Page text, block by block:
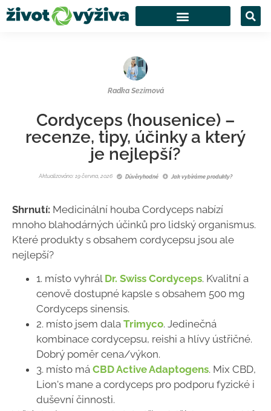
Radka Sezimová
Cordyceps (housenice) –
recenze, tipy, účinky a který
je nejlepší?
Aktualizováno: 19 června, 2026 Důvěryhodné Jak vybíráme produkty?
Shrnutí: Medicinální houba Cordyceps nabízí
mnoho blahodárných účinků pro lidský organismus.
Které produkty s obsahem cordycepsu jsou ale
nejlepší?
1. místo vyhrál Dr. Swiss Cordyceps. Kvalitní a
cenově dostupné kapsle s obsahem 500 mg
Cordyceps sinensis.
2. místo jsem dala Trimyco. Jedinečná
kombinace cordycepsu, reishi a hlívy ústřičné.
Dobrý poměr cena/výkon.
3. místo má CBD Active Adaptogens. Mix CBD,
Lion's mane a cordyceps pro podporu fyzické i
duševní činnosti.